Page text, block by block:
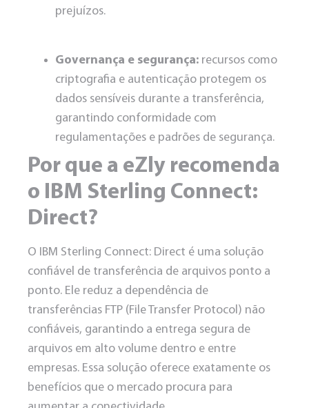
prejuízos.
Governança e segurança: recursos como
criptografia e autenticação protegem os
dados sensíveis durante a transferência,
garantindo conformidade com
regulamentações e padrões de segurança.
Por que a eZly recomenda
o IBM Sterling Connect:
Direct?
O IBM Sterling Connect: Direct é uma solução
confiável de transferência de arquivos ponto a
ponto. Ele reduz a dependência de
transferências FTP (File Transfer Protocol) não
confiáveis, garantindo a entrega segura de
arquivos em alto volume dentro e entre
empresas. Essa solução oferece exatamente os
benefícios que o mercado procura para